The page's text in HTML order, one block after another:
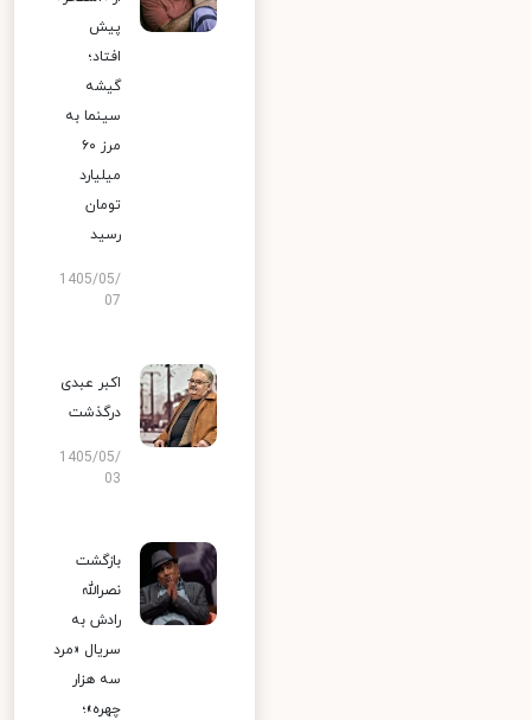
پیش
افتاد؛
گیشه
سینما به
مرز ۶۰
میلیارد
تومان
رسید
1405/05/
07
اکبر عبدی
درگذشت
1405/05/
03
بازگشت
نصرالله
رادش به
سریال «مرد
سه هزار
چهره»؛